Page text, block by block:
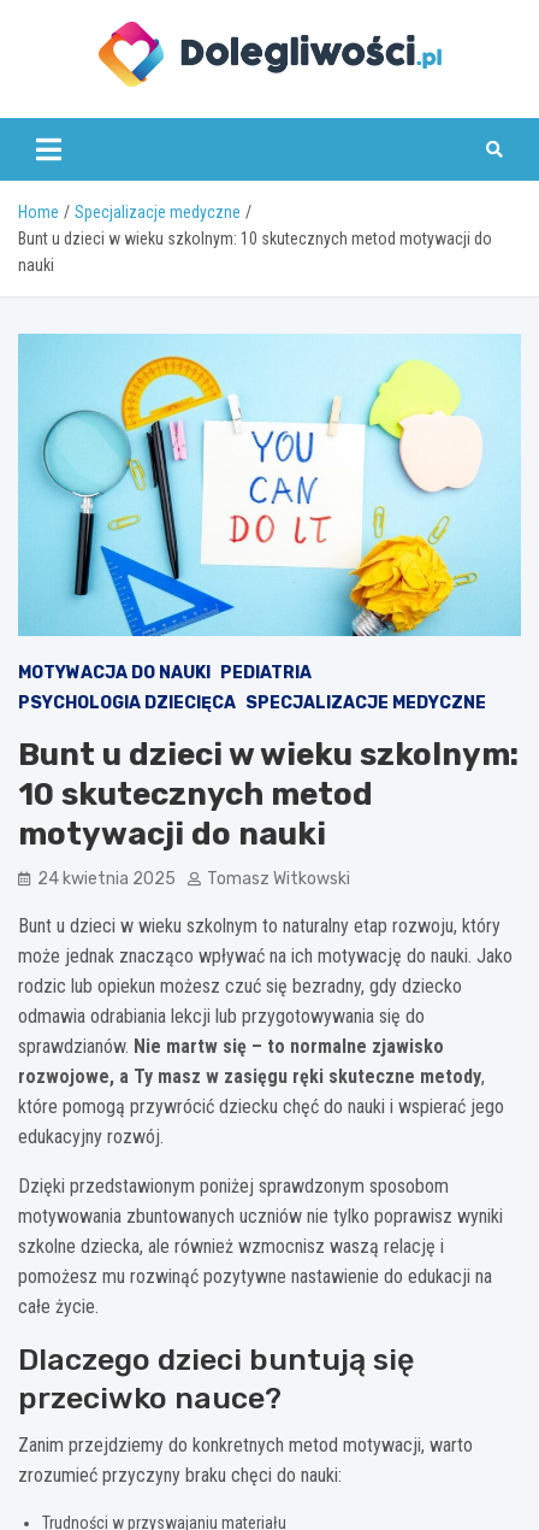
dolegliwosci.pl
Home
Specjalizacje medyczne
Bunt u dzieci w wieku szkolnym: 10 skutecznych metod motywacji do
nauki
MOTYWACJA DO NAUKI
PEDIATRIA
PSYCHOLOGIA DZIECIĘCA SPECJALIZACJE MEDYCZNE
Bunt u dzieci w wieku szkolnym:
10 skutecznych metod
motywacji do nauki
24 kwietnia 2025 Tomasz Witkowski
Bunt u dzieci w wieku szkolnym to naturalny etap rozwoju, który
może jednak znacząco wpływać na ich motywację do nauki. Jako
rodzic lub opiekun możesz czuć się bezradny, gdy dziecko
odmawia odrabiania lekcji lub przygotowywania się do
sprawdzianów. Nie martw się – to normalne zjawisko
rozwojowe, a Ty masz w zasięgu ręki skuteczne metody,
które pomogą przywrócić dziecku chęć do nauki i wspierać jego
edukacyjny rozwój.
Dzięki przedstawionym poniżej sprawdzonym sposobom
motywowania zbuntowanych uczniów nie tylko poprawisz wyniki
szkolne dziecka, ale również wzmocnisz waszą relację i
pomożesz mu rozwinąć pozytywne nastawienie do edukacji na
całe życie.
Dlaczego dzieci buntują się
przeciwko nauce?
Zanim przejdziemy do konkretnych metod motywacji, warto
zrozumieć przyczyny braku chęci do nauki:
Trudności w przyswajaniu materiału